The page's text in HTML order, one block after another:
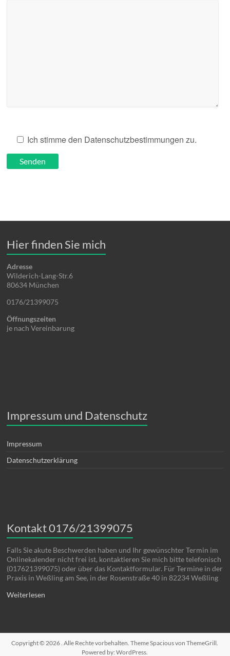
Ich stimme den Datenschutzbestimmungen zu.
Hier finden Sie mich
Adresse
Wilderich-Lang-Str.6
80634 München
0176/21399075
Öffnungszeiten
je nach Vereinbarung
Impressum und Datenschutz
Impressum
Datenschutzerklärung
Kontakt 0176/21399075
Falls Sie akute Beschwerden haben und Ihr gewünschter Termin im
Onlinekalender nicht frei ist, kontaktieren Sie mich bitte telefonisch
(017621399075) oder über das Kontaktformular. Für Termine in der
Praxis in Weßling am See, in der Rosenstraße 40 in 82234 Weßling
Weiterlesen
Copyright © 2026. Alle Rechte vorbehalten. ThemeSpaciousvon ThemeGrill.
Powered by:WordPress.